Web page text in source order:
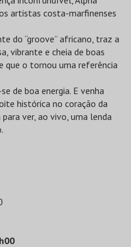
artistas costa-marfinenses
do “groove” africano, traz a
vibrante e cheia de boas
que o tornou uma referência
de boa energia. E venha
histórica no coração da
ver, ao vivo, uma lenda